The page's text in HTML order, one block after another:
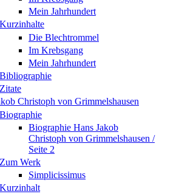
Mein Jahrhundert
Kurzinhalte
Die Blechtrommel
Im Krebsgang
Mein Jahrhundert
Bibliographie
Zitate
Christoph von Grimmelshausen
Biographie
Biographie Hans Jakob
Christoph von Grimmelshausen /
Seite 2
Zum Werk
Simplicissimus
Kurzinhalt